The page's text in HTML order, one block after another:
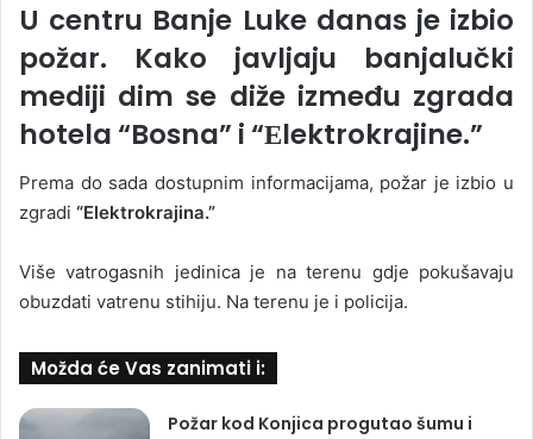
U centru Banje Luke danas je izbio
požar. Kako javljaju banjalučki
mediji dim se diže između zgrada
hotela “Bosna” i “Еlektrokrajine.”
Prema do sada dostupnim informacijama, požar je izbio u
zgradi “Еlektrokrajina.”
Više vatrogasnih jedinica je na terenu gdje pokušavaju
obuzdati vatrenu stihiju. Na terenu je i policija.
Možda će Vas zanimati i:
Požar kod Konjica progutao šumu i